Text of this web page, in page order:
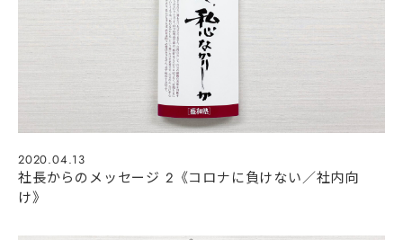
2020.04.13
社長からのメッセージ 2《コロナに負けない／社内向
け》